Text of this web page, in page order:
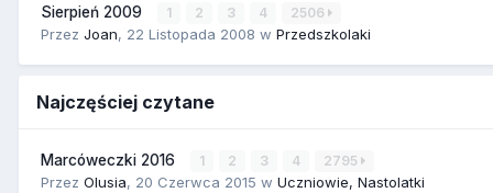
Sierpień 2009 1 2 3 4 2506
Przez Joan, 22 Listopada 2008 w Przedszkolaki
Najczęściej czytane
Marcóweczki 2016 1 2 3 4 2795
Przez Olusia, 20 Czerwca 2015 w Uczniowie, Nastolatki